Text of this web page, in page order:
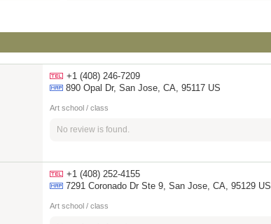
+1 (408) 246-7209
890 Opal Dr, San Jose, CA, 95117 US
Art school / class
No review is found.
+1 (408) 252-4155
7291 Coronado Dr Ste 9, San Jose, CA, 95129 US
Art school / class